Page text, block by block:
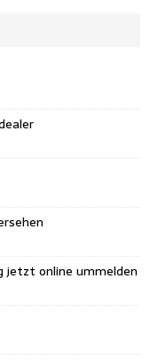
jetzt online ummelden